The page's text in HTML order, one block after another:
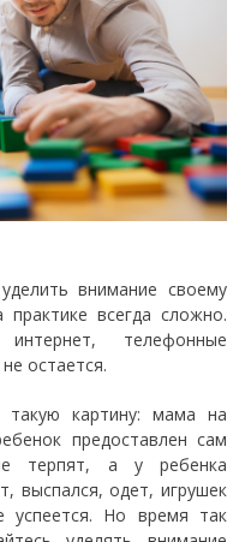
внимание своему
всегда сложно.
телефонные
остается.
картину: мама на
предоставлен сам
терпят, а у ребенка
выспался, одет, игрушек
успеется. Но время так